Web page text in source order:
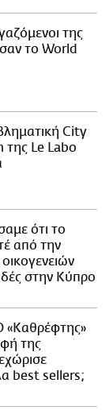
της
το World
City
της Le Labo
ότι το
από την
στην Κύπρο
της
best sellers;